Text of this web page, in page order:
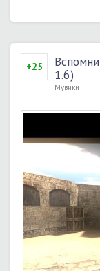
+25
1.6)
Мувики